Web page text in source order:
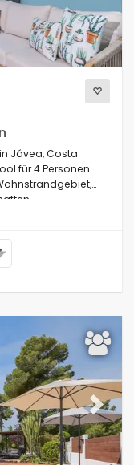
Jávea, Costa
für 4 Personen.
m vom Strand
Next